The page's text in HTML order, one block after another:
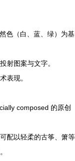
色（白、蓝、绿）为基
射图案与文字。
表现。
composed 的原创
配以轻柔的古筝、箫等